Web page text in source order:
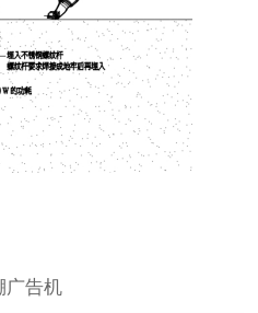
广告机